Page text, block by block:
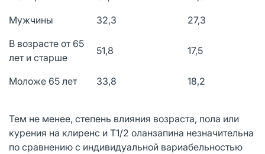
Мужчины
32,3
27,3
В возрасте от 65
лет и старше
51,8 17,5
Моложе 65 лет 33,8 18,2
Тем не менее, степень влияния возраста, пола или
курения на клиренс и Т1/2 оланзапина незначительна
по сравнению с индивидуальной вариабельностью